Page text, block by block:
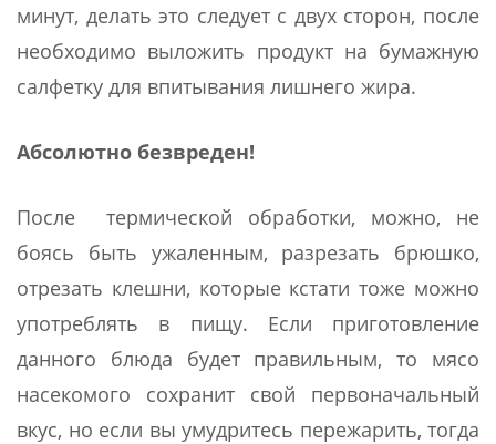
минут, делать это следует с двух сторон, после
необходимо выложить продукт на бумажную
салфетку для впитывания лишнего жира.
Абсолютно безвреден!
После термической обработки, можно, не
боясь быть ужаленным, разрезать брюшко,
отрезать клешни, которые кстати тоже можно
употреблять в пищу. Если приготовление
данного блюда будет правильным, то мясо
насекомого сохранит свой первоначальный
вкус, но если вы умудритесь пережарить, тогда